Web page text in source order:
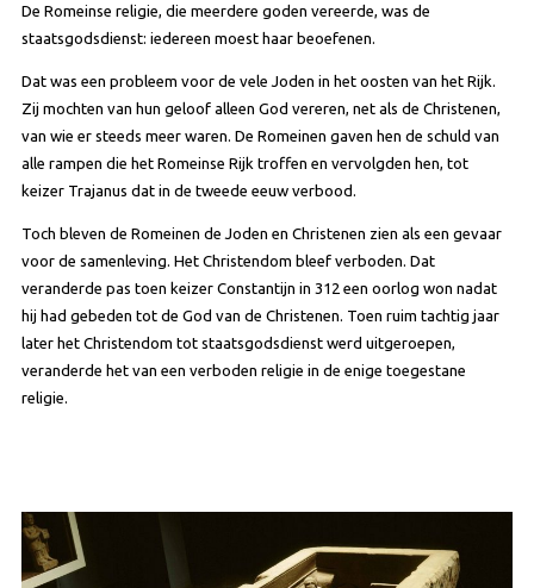
De Romeinse religie, die meerdere goden vereerde, was de
staatsgodsdienst: iedereen moest haar beoefenen.
Dat was een probleem voor de vele Joden in het oosten van het Rijk.
Zij mochten van hun geloof alleen God vereren, net als de Christenen,
van wie er steeds meer waren. De Romeinen gaven hen de schuld van
alle rampen die het Romeinse Rijk troffen en vervolgden hen, tot
keizer Trajanus dat in de tweede eeuw verbood.
Toch bleven de Romeinen de Joden en Christenen zien als een gevaar
voor de samenleving. Het Christendom bleef verboden. Dat
veranderde pas toen keizer Constantijn in 312 een oorlog won nadat
hij had gebeden tot de God van de Christenen. Toen ruim tachtig jaar
later het Christendom tot staatsgodsdienst werd uitgeroepen,
veranderde het van een verboden religie in de enige toegestane
religie.